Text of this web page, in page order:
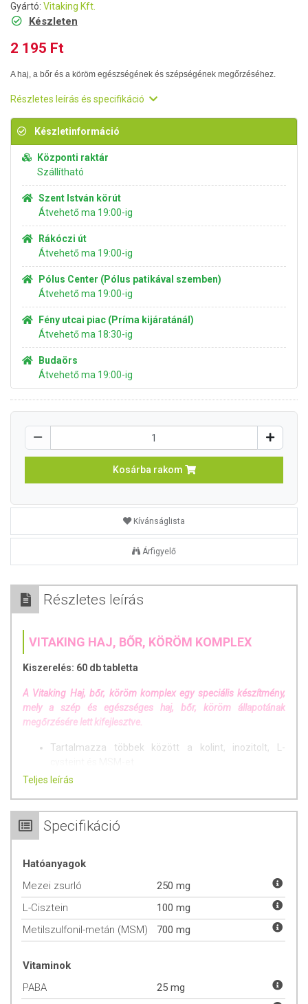
Gyártó: Vitaking Kft.
Készleten
2 195 Ft
A haj, a bőr és a köröm egészségének és szépségének megőrzéséhez.
Részletes leírás és specifikáció
Készletinformáció
Központi raktár
Szállítható
Szent István körút
Átvehető ma 19:00-ig
Rákóczi út
Átvehető ma 19:00-ig
Pólus Center (Pólus patikával szemben)
Átvehető ma 19:00-ig
Fény utcai piac (Príma kijáratánál)
Átvehető ma 18:30-ig
Budaörs
Átvehető ma 19:00-ig
Kosárba rakom
Kívánságlista
Árfigyelő
Részletes leírás
VITAKING HAJ, BŐR, KÖRÖM KOMPLEX
Kiszerelés: 60 db tabletta
A Vitaking Haj, bőr, köröm komplex egy speciális készítmény,
mely a szép és egészséges haj, bőr, köröm állapotának
megőrzésére lett kifejlesztve.
Tartalmazza többek között a kolint, inozitolt, L-
Összetevői között szerepel a mezei zsurló is, amely
Ez a kombináció biztosítja a szervezetet a haj, a
köröm és a bőr felépítéséhez szükséges
bőre és a körmeinek minőségével, próbálja ki ezt a
gazdaságos, kiváló ár-érték arányú terméket, mely
hölgyek és urak számára egyaránt alkalmazható.
RÉSZLETESEBBEN AZ ÖSSZETEVŐKRŐL
APABA-t (para-amino-benzoésav) korábban a B-
valójában egy aminosav, és bár közvetlenül nem
létfontosságú tápanyag, bizonyos
mikroorganizmusok (bélbaktériumok) számára
Teljes leírás
Specifikáció
Hatóanyagok
Mezei zsurló
250 mg
L-Cisztein
100 mg
Metilszulfonil-metán (MSM)
700 mg
Vitaminok
PABA
25 mg